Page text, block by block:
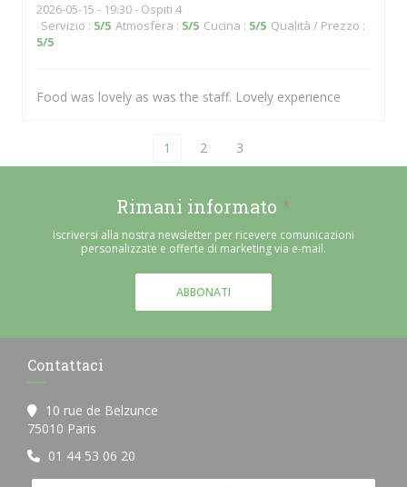
2026-05-15 - 19:30 - Ospiti 4
Servizio : 5/5 Atmosfera : 5/5 Cucina : 5/5 Qualità / Prezzo :
5/5
Food was lovely as was the staff. Lovely experience
1 2 3
Rimani informato *
Iscriversi alla nostra newsletter per ricevere comunicazioni
personalizzate e offerte di marketing via e-mail.
ABBONATI
Contattaci
10 rue de Belzunce
75010 Paris
01 44 53 06 20